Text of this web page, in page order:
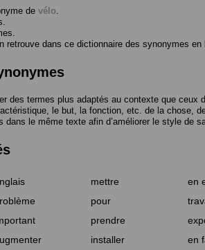
de vélo.
retrouve dans ce dictionnaire des synonymes en
des termes plus adaptés au contexte que
le but, la fonction, etc. de la chose,
dans le même texte afin d’améliorer le style de
mettre en
pour
prendre
installer en